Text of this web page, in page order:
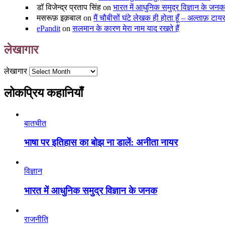
डॉ विजेन्द्र प्रताप सिंह on भारत में आधुनिक समुद्र विज्ञान के जनक
मसरूफ़ इक़बाल onमैं चौबीसों घंटे लेखक ही होता हूँ – अल्ताफ़
ePandit onसलमान के कारण मेरा नाम याद रखते हैं
लेखागार
लेखागार
लोकप्रिय कहानियाँ
बातचीत
भाषा पर इतिहास का बोझ ना डालें: अनीता नायर
विज्ञान
भारत में आधुनिक समुद्र विज्ञान के जनक
राजनीति